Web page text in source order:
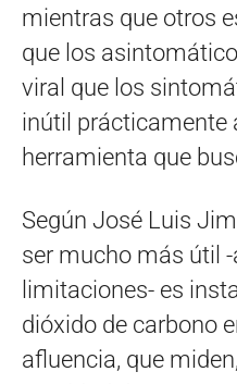
mientras que otros
que los
viral que los
inútil prácticamente
herramienta que
Según José Luis
ser mucho más útil
limitaciones- es
dióxido de carbono
afluencia, que